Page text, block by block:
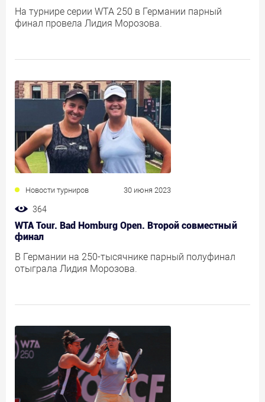
На турнире серии WTA 250 в Германии парный
финал провела Лидия Морозова.
Новости турниров 30 июня 2023
364
WTA Tour. Bad Homburg Open. Второй совместный
финал
В Германии на 250-тысячнике парный полуфинал
отыграла Лидия Морозова.